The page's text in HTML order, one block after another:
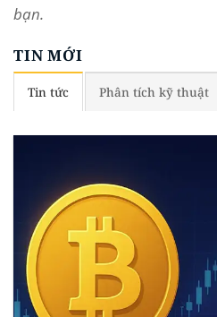
bạn.
TIN MỚI
Tin tức Phân tích kỹ thuật